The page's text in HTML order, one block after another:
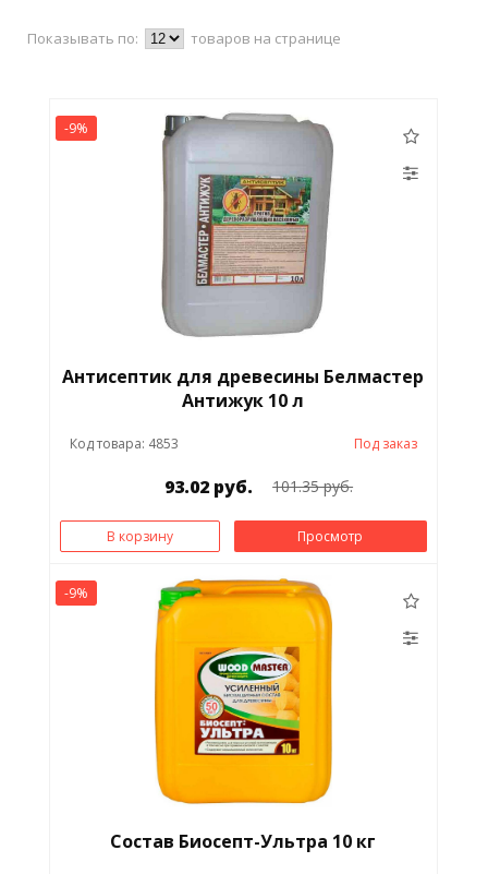
Показывать по: товаров на странице
-9%
Антисептик для древесины Белмастер
Антижук 10 л
Код товара: 4853 Под заказ
93.02 руб. 101.35 руб.
В корзину Просмотр
-9%
Состав Биосепт-Ультра 10 кг